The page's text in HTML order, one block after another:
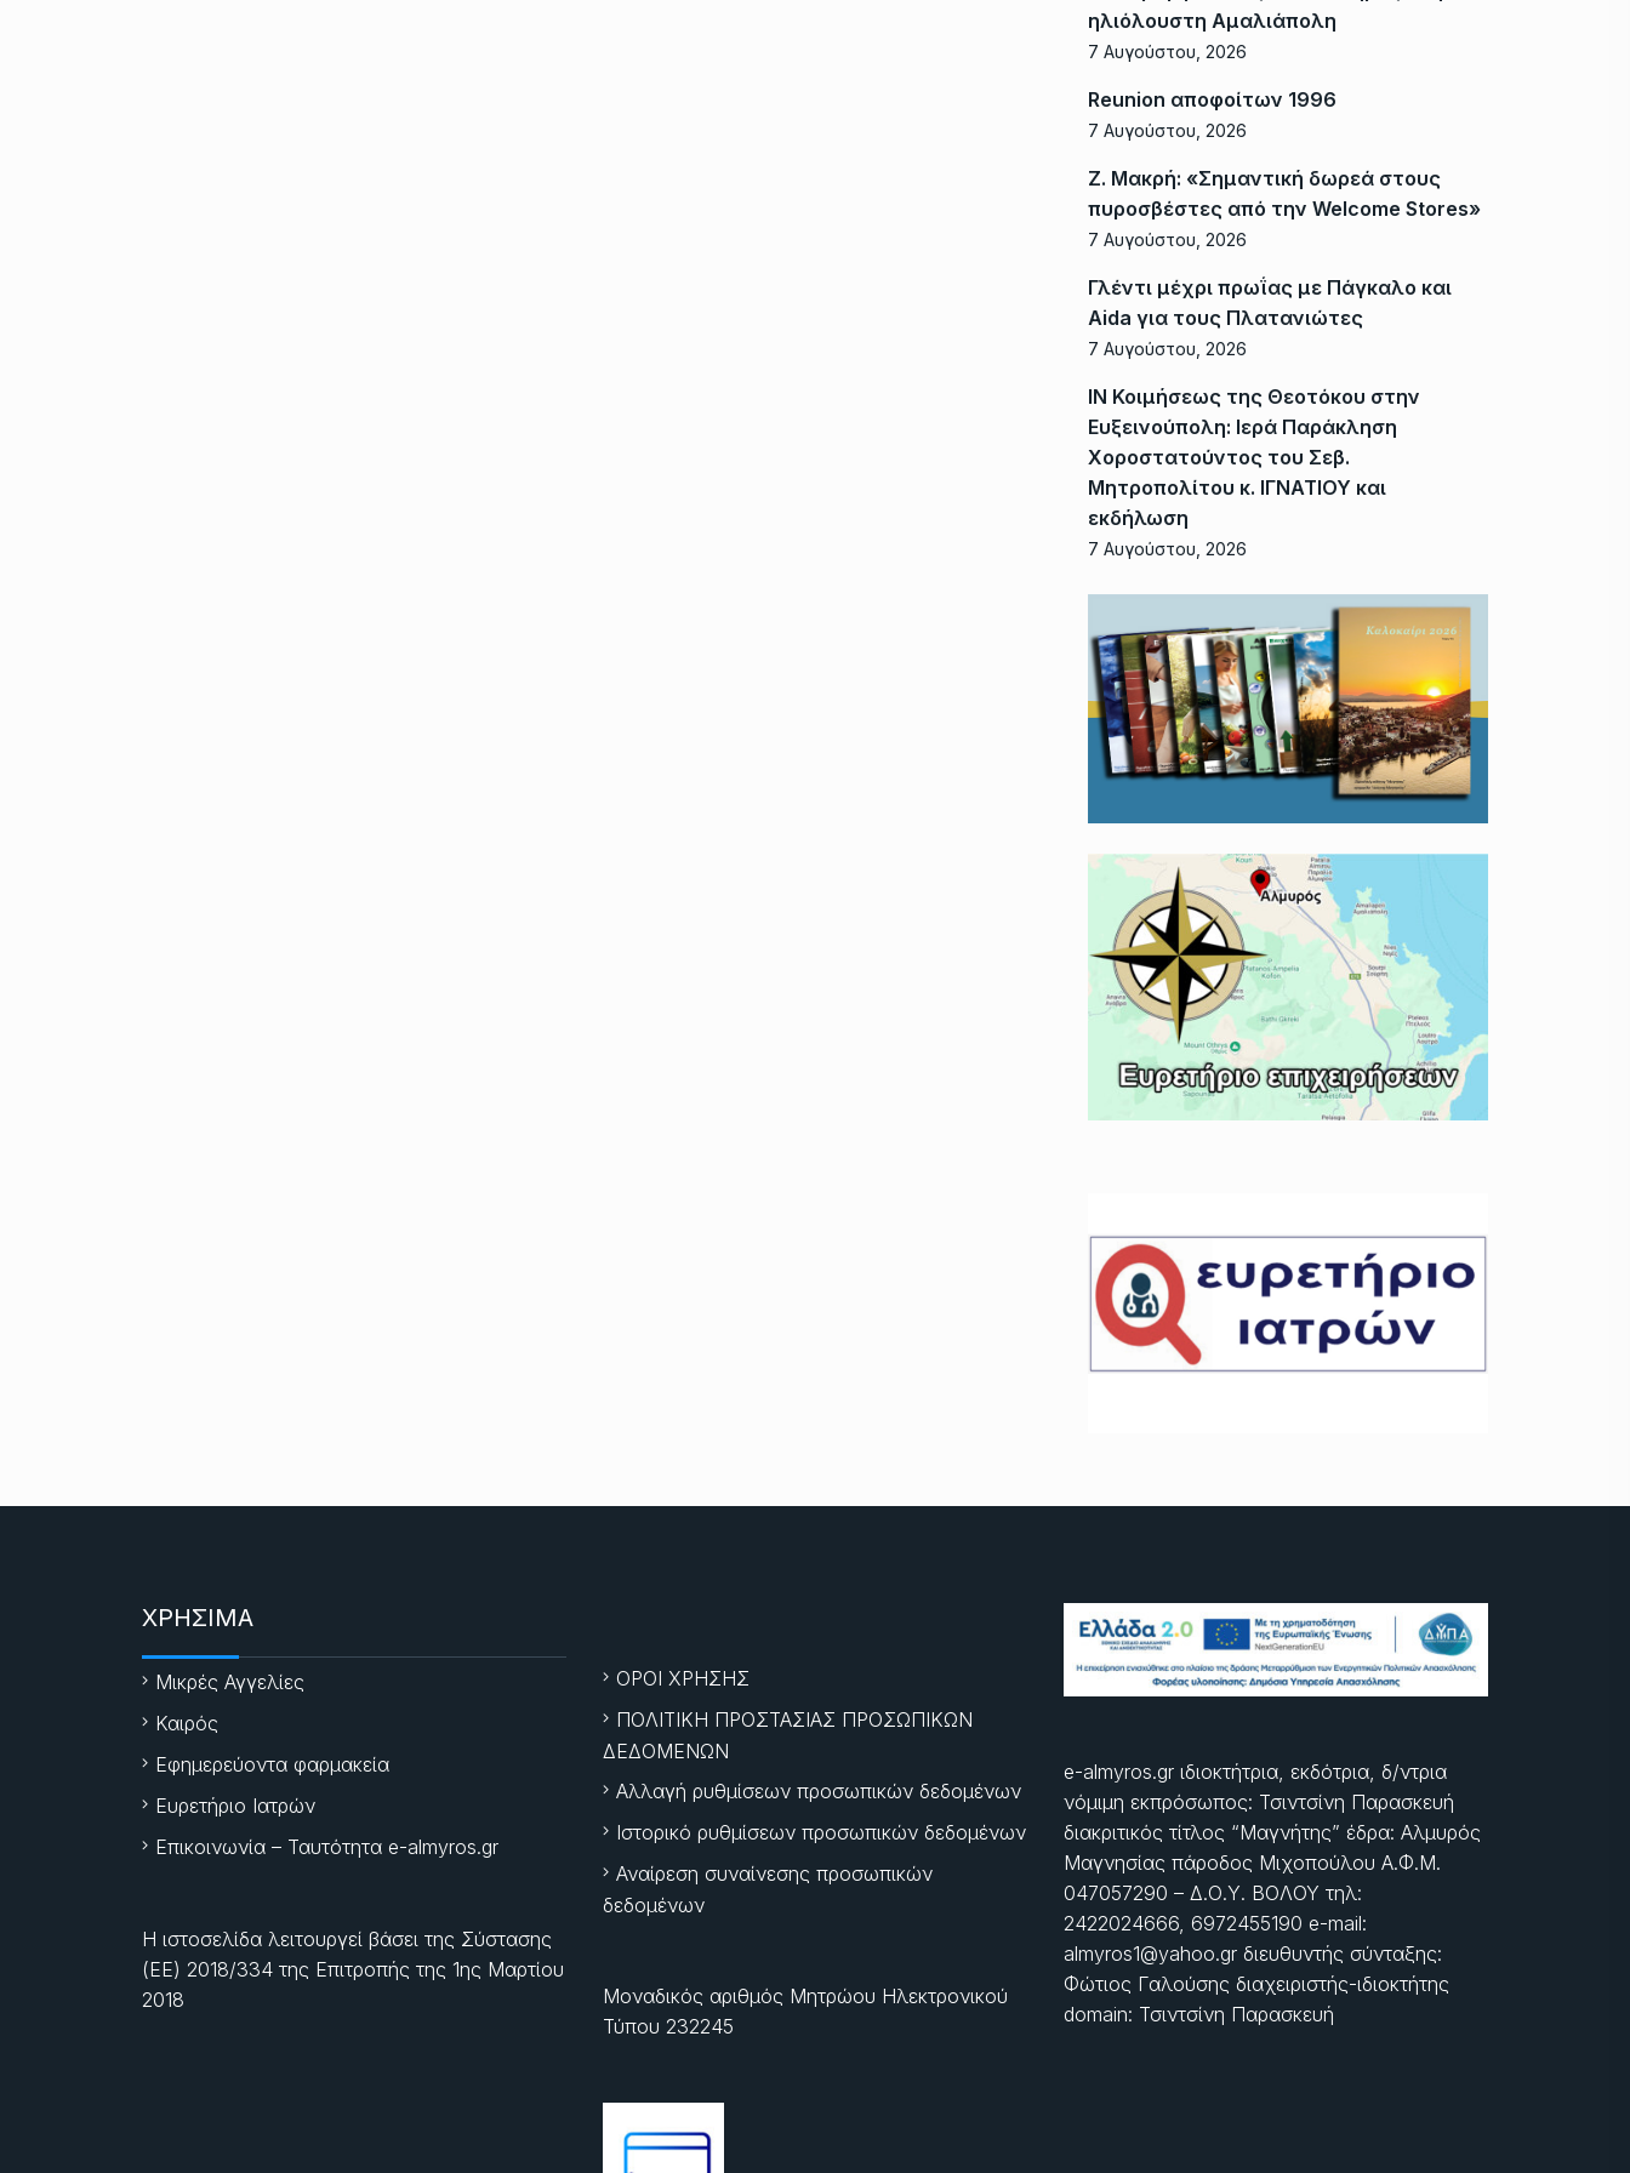
ηλιόλουστη Αμαλιάπολη
7 Αυγούστου, 2026
Reunion αποφοίτων 1996
7 Αυγούστου, 2026
Ζ. Μακρή: «Σημαντική δωρεά στους
πυροσβέστες από την Welcome Stores»
7 Αυγούστου, 2026
Γλέντι μέχρι πρωΐας με Πάγκαλο και
Aida για τους Πλατανιώτες
7 Αυγούστου, 2026
ΙΝ Κοιμήσεως της Θεοτόκου στην
Ευξεινούπολη: Ιερά Παράκληση
Χοροστατούντος του Σεβ.
Μητροπολίτου κ. ΙΓΝΑΤΙΟΥ και
εκδήλωση
7 Αυγούστου, 2026
ΧΡΗΣΙΜΑ
Μικρές Αγγελίες
Καιρός
Εφημερεύοντα φαρμακεία
Ευρετήριο Ιατρών
Επικοινωνία – Ταυτότητα e-almyros.gr
Η ιστοσελίδα λειτουργεί βάσει της Σύστασης
(ΕΕ) 2018/334 της Επιτροπής της 1ης Μαρτίου
2018
ΟΡΟΙ ΧΡΗΣΗΣ
ΠΟΛΙΤΙΚΗ ΠΡΟΣΤΑΣΙΑΣ ΠΡΟΣΩΠΙΚΩΝ
ΔΕΔΟΜΕΝΩΝ
Αλλαγή ρυθμίσεων προσωπικών δεδομένων
Ιστορικό ρυθμίσεων προσωπικών δεδομένων
Αναίρεση συναίνεσης προσωπικών
δεδομένων
Μοναδικός αριθμός Μητρώου Ηλεκτρονικού
Τύπου 232245
e-almyros.gr ιδιοκτήτρια, εκδότρια, δ/ντρια
νόμιμη εκπρόσωπος: Τσιντσίνη Παρασκευή
διακριτικός τίτλος “Μαγνήτης” έδρα: Αλμυρός
Μαγνησίας πάροδος Μιχοπούλου Α.Φ.Μ.
047057290 – Δ.Ο.Υ. ΒΟΛΟΥ τηλ:
2422024666, 6972455190 e-mail:
almyros1@yahoo.gr διευθυντής σύνταξης:
Φώτιος Γαλούσης διαχειριστής-ιδιοκτήτης
domain: Τσιντσίνη Παρασκευή